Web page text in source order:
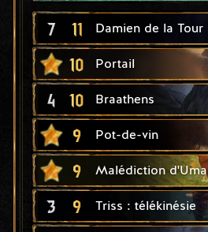
7 11 Damien de la Tour
10 Portail
4 10 Braathens
9 Pot-de-vin
9 Malédiction d'Uma
3 9 Triss : télékinésie